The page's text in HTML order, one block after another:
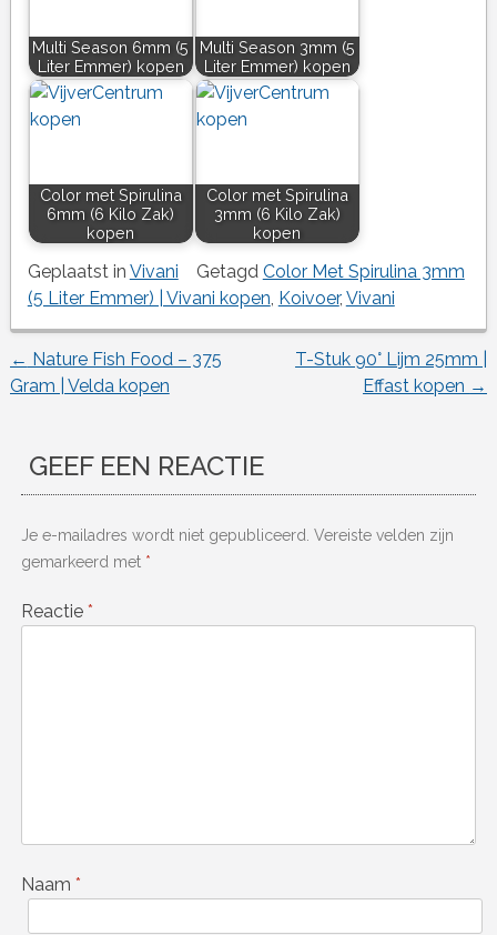
Multi Season 6mm (5
Liter Emmer) kopen
Multi Season 3mm (5
Liter Emmer) kopen
Color met Spirulina
6mm (6 Kilo Zak)
kopen
Color met Spirulina
3mm (6 Kilo Zak)
kopen
Geplaatst in Vivani Getagd Color Met Spirulina 3mm
(5 Liter Emmer) | Vivani kopen Koivoer, Vivani
Berichtnavigatie
← Nature Fish Food – 375
Gram | Velda kopen
T-Stuk 90° Lijm 25mm |
Effast kopen →
GEEF EEN REACTIE
Je e-mailadres wordt niet gepubliceerd. Vereiste velden zijn
gemarkeerd met *
Reactie *
Naam *